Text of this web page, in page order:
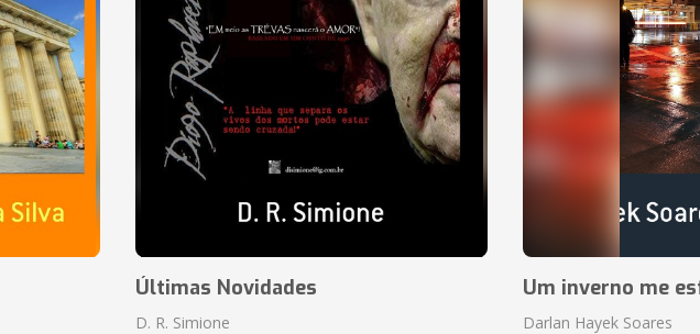
Últimas Novidades
D. R. Simione
Um inverno me
Darlan Hayek Soares